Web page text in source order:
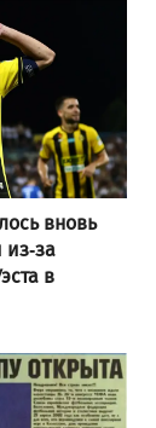
вновь
из-за
в